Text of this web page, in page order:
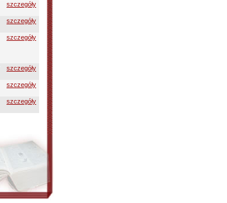
szczegóły
szczegóły
szczegóły
szczegóły
szczegóły
szczegóły